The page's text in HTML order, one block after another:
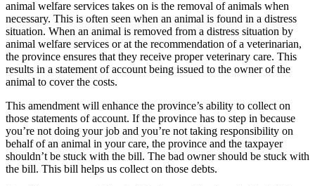
animal welfare services takes on is the removal of animals when
necessary. This is often seen when an animal is found in a distress
situation. When an animal is removed from a distress situation by
animal welfare services or at the recommendation of a veterinarian,
the province ensures that they receive proper veterinary care. This
results in a statement of account being issued to the owner of the
animal to cover the costs.
This amendment will enhance the province’s ability to collect on
those statements of account. If the province has to step in because
you’re not doing your job and you’re not taking responsibility on
behalf of an animal in your care, the province and the taxpayer
shouldn’t be stuck with the bill. The bad owner should be stuck with
the bill. This bill helps us collect on those debts.